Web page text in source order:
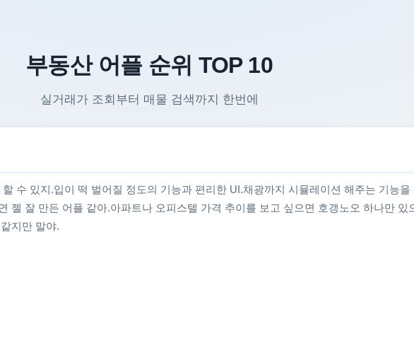
부동산 어플 순위 TOP 10
실거래가 조회부터 매물 검색까지 한번에
수 있지.입이 떡 벌어질 정도의 기능과 편리한 UI.채광까지 시뮬레이션 해주는 기능을
젤 잘 만든 어플 같아.아파트나 오피스텔 가격 추이를 보고 싶으면 호갱노오 하나만 있
지만 말야.